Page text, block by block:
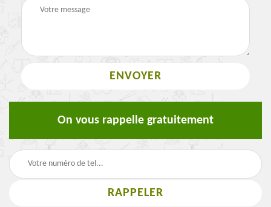
On vous rappelle gratuitement